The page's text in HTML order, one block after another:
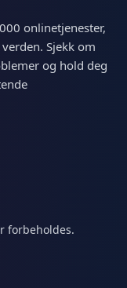
onlinetjenester,
Sjekk om
og hold deg
forbeholdes.